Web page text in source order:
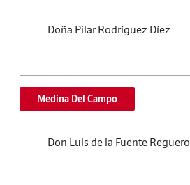
Doña Pilar Rodríguez Díez
Medina Del Campo
Don Luis de la Fuente Reguero